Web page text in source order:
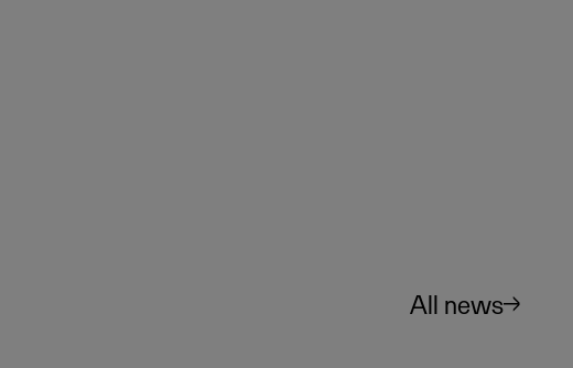
All news